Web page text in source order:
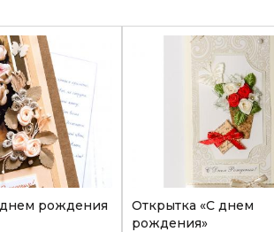
рождения
Открытка «С днем
рождения»